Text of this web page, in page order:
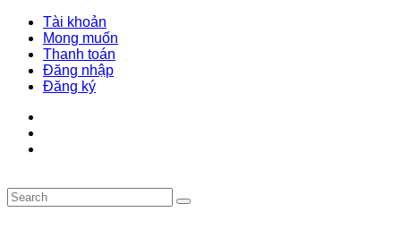
Tài khoản
Mong muốn
Thanh toán
Đăng nhập
Đăng ký